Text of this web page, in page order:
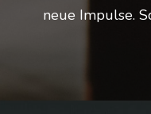
neue Impulse.